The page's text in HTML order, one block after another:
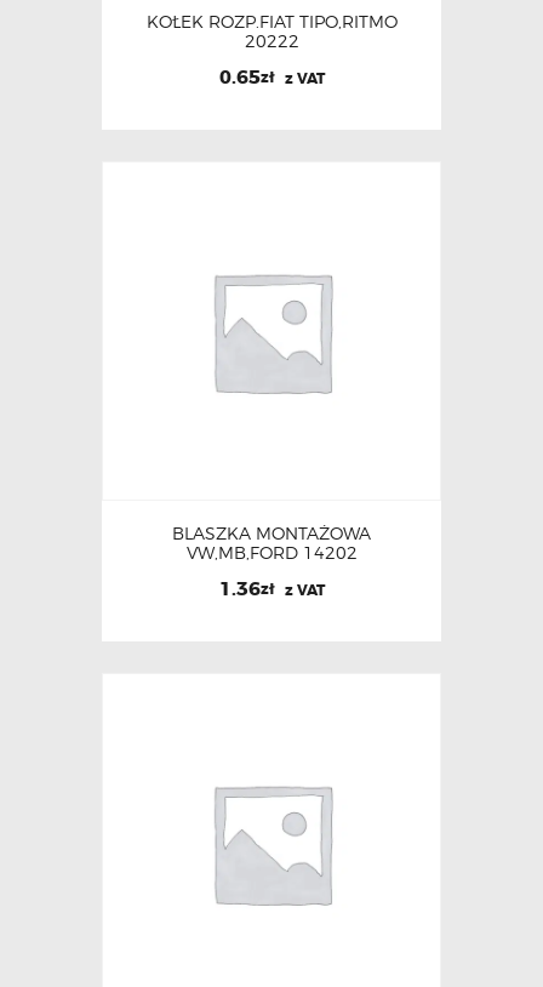
KOŁEK ROZP.FIAT TIPO,RITMO
20222
0.65zł z VAT
BLASZKA MONTAŻOWA
VW,MB,FORD 14202
1.36zł z VAT